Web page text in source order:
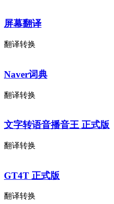
屏幕翻译
翻译转换
Naver词典
翻译转换
文字转语音播音王 正式版
翻译转换
GT4T 正式版
翻译转换